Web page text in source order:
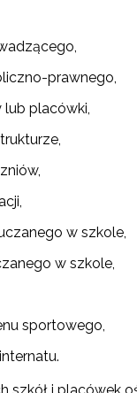
prawnego,
lub placówki,
w szkole,
w szkole,
sportowego,